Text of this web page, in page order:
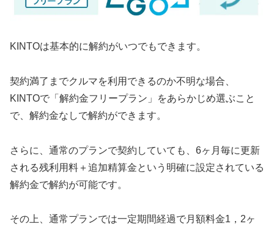
KINTOは基本的に解約がいつでもできます。
契約満了までクルマを利用できるのか不明な場合、
KINTOで「解約金フリープラン」をあらかじめ選ぶこと
で、解約金なしで解約ができます。
さらに、通常のプランで契約していても、6ヶ月毎に更新
される残利用料＋追加精算金という明確に設定されている
解約金で解約が可能です。
その上、通常プランでは一定期間経過で月額料金1，2ヶ